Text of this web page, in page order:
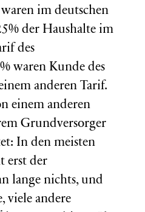
im deutschen
der Haushalte im
des
waren Kunde des
anderen Tarif.
einem anderen
Grundversorger
In den meisten
erst der
lange nichts, und
viele andere